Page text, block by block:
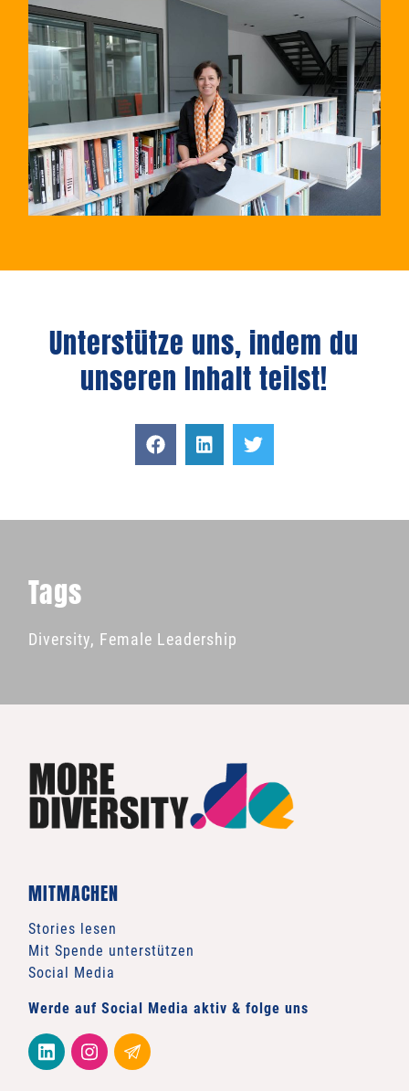
Unterstütze uns, indem du
unseren Inhalt teilst!
Tags
Diversity, Female Leadership
MITMACHEN
Stories lesen
Mit Spende unterstützen
Social Media
Werde auf Social Media aktiv & folge uns